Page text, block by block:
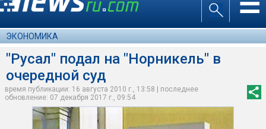
ЭКОНОМИКА
"Русал" подал на "Норникель" в
очередной суд
время публикации: 16 августа 2010 г., 13:58 | последнее
обновление: 07 декабря 2017 г., 09:54